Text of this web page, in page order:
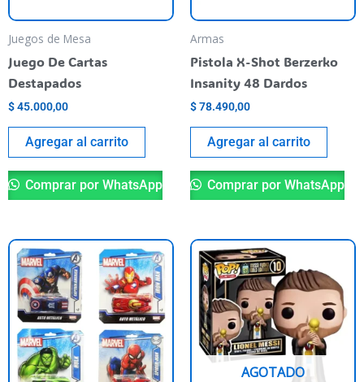
Juegos de Mesa
Juego De Cartas
Destapados
$45.000,00
Agregar al carrito
Comprar por WhatsApp
Armas
Pistola X-Shot Berzerko
Insanity 48 Dardos
$78.490,00
Agregar al carrito
Comprar por WhatsApp
Este
producto
varias
variantes.
AGOTADO